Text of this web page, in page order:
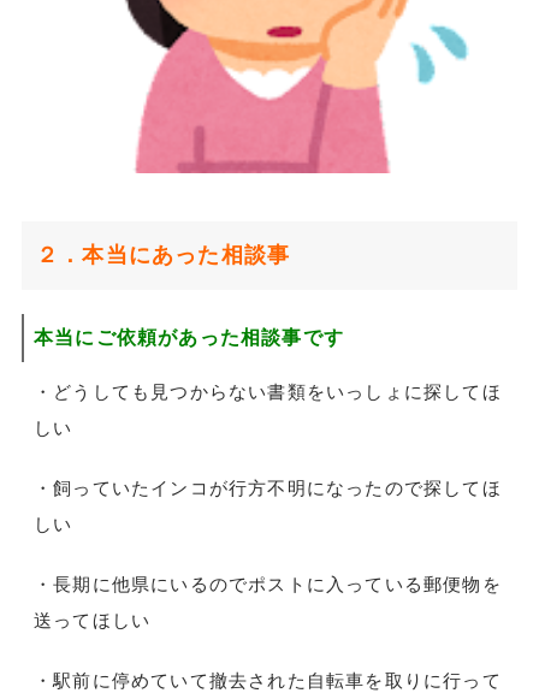
２．本当にあった相談事
本当にご依頼があった相談事です
・どうしても見つからない書類をいっしょに探してほ
しい
・飼っていたインコが行方不明になったので探してほ
しい
・長期に他県にいるのでポストに入っている郵便物を
送ってほしい
・駅前に停めていて撤去された自転車を取りに行って